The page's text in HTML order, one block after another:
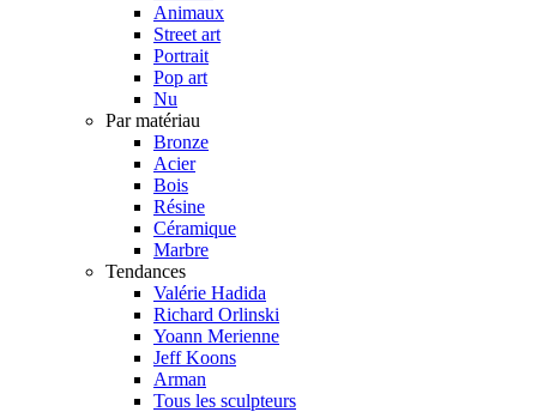
Animaux
Street art
Portrait
Pop art
Nu
Par matériau
Bronze
Acier
Bois
Résine
Céramique
Marbre
Tendances
Valérie Hadida
Richard Orlinski
Yoann Merienne
Jeff Koons
Arman
Tous les sculpteurs